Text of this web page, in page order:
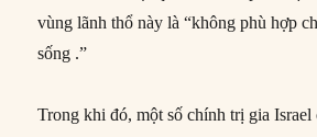
vùng lãnh thổ này là “không phù hợp
sống .”
Trong khi đó, một số chính trị gia